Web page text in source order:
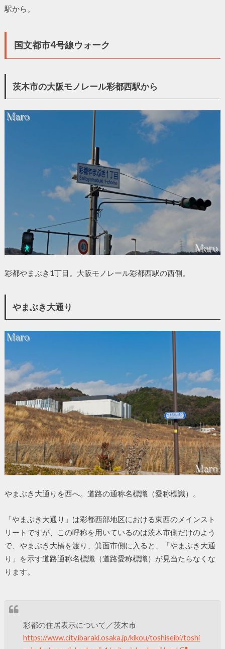
駅から。
国文都市4号線ウォーク
茨木市の大阪モノレール彩都西駅から
彩都やまぶき1丁目。大阪モノレール彩都西駅の西側。
やまぶき大通り
やまぶき大通りを西へ。道路の通称名標識（愛称標識）。
「やまぶき大通り」は彩都西部地区における東西のメインスト
リートですが、この呼称を用いているのは茨木市側だけのよう
で、やまぶき大橋を渡り、箕面市側に入ると、「やまぶき大通
り」を示す道路通称名標識（道路愛称標識）が見当たらなくな
ります。
彩都の住居表示について／茨木市
https://www.city.ibaraki.osaka.jp/kikou/toshiseibi/toshi